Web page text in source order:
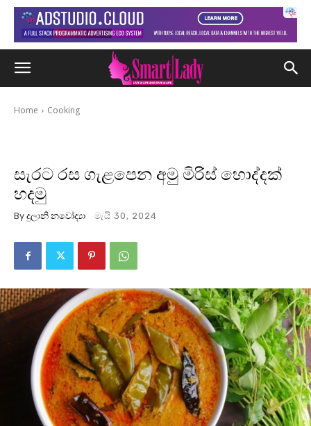
Home Cooking
සැරට රස ගැළපෙන අමු මිරිස් හොද්දක්
හදමු
By දුලානි නවෝද්‍යා මැයි 30, 2024